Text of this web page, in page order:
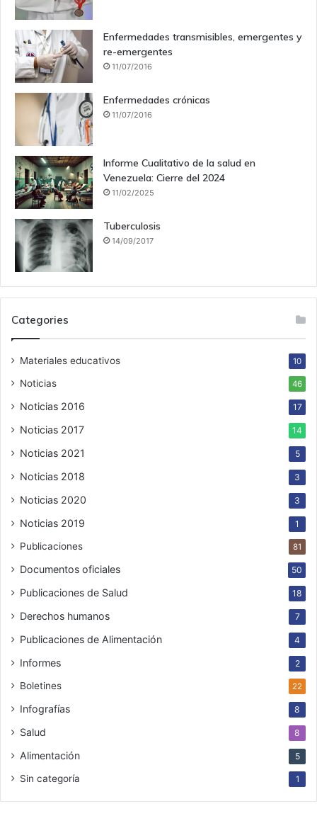
Enfermedades transmisibles, emergentes y
re-emergentes
11/07/2016
Enfermedades crónicas
11/07/2016
Informe Cualitativo de la salud en
Venezuela: Cierre del 2024
11/02/2025
Tuberculosis
14/09/2017
Categories
Materiales educativos 10
Noticias 46
Noticias 2016 17
Noticias 2017 14
Noticias 2021 5
Noticias 2018 3
Noticias 2020 3
Noticias 2019 1
Publicaciones 81
Documentos oficiales 50
Publicaciones de Salud 18
Derechos humanos 7
Publicaciones de Alimentación 4
Informes 2
Boletines 22
Infografías 8
Salud 8
Alimentación 5
Sin categoría 1